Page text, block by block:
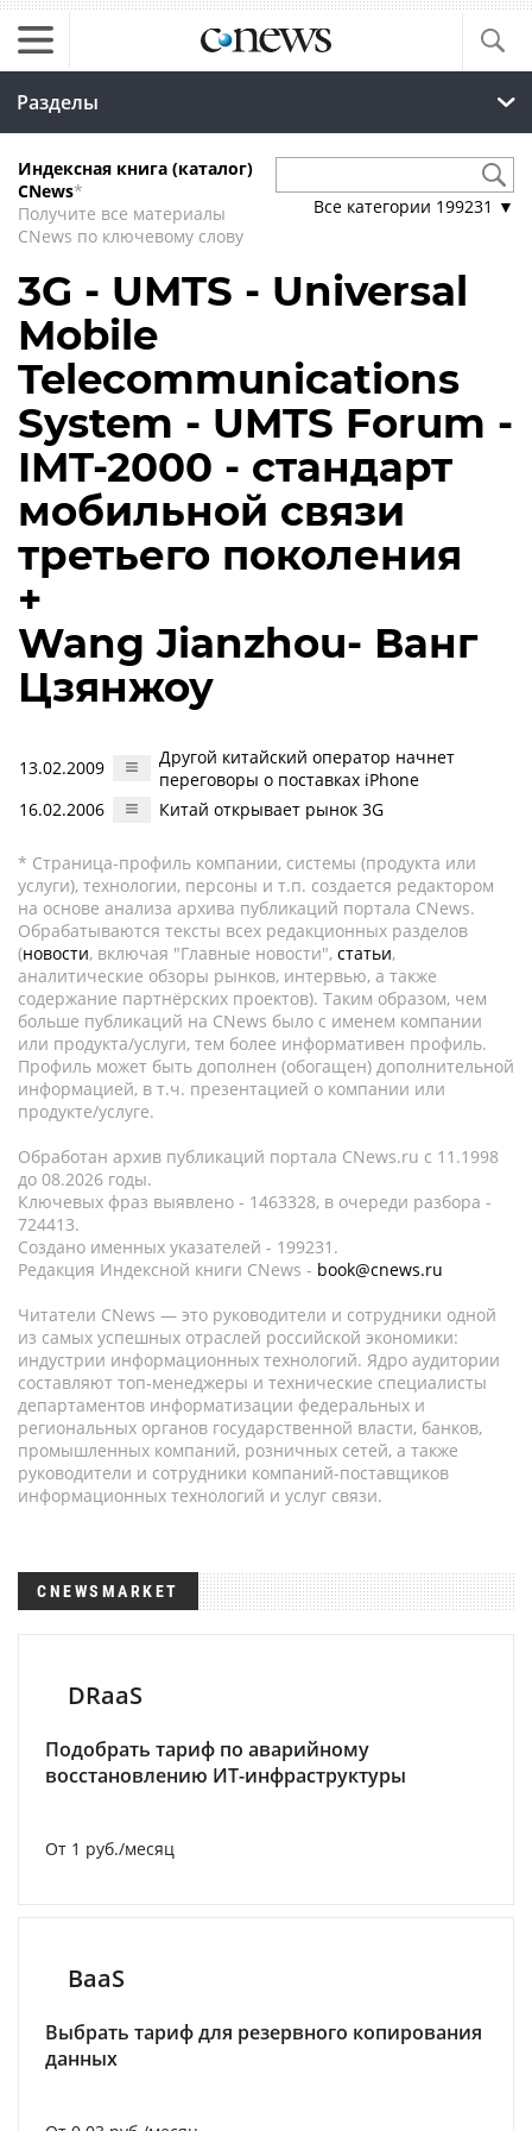
Разделы
Индексная книга (каталог)
CNews*
Получите все материалы
CNews по ключевому слову
Все категории 199231 ▼
3G - UMTS - Universal
Mobile
Telecommunications
System - UMTS Forum -
IMT-2000 - стандарт
мобильной связи
третьего поколения
+
Wang Jianzhou- Ванг
Цзянжоу
13.02.2009
Другой китайский оператор начнет
переговоры о поставках iPhone
16.02.2006
Китай открывает рынок 3G
* Страница-профиль компании, системы (продукта или
услуги), технологии, персоны и т.п. создается редактором
на основе анализа архива публикаций портала CNews.
Обрабатываются тексты всех редакционных разделов
(новости, включая "Главные новости", статьи,
аналитические обзоры рынков, интервью, а также
содержание партнёрских проектов). Таким образом, чем
больше публикаций на CNews было с именем компании
или продукта/услуги, тем более информативен профиль.
Профиль может быть дополнен (обогащен) дополнительной
информацией, в т.ч. презентацией о компании или
продукте/услуге.
Обработан архив публикаций портала CNews.ru c 11.1998
до 08.2026 годы.
Ключевых фраз выявлено - 1463328, в очереди разбора -
724413.
Создано именных указателей - 199231.
Редакция Индексной книги CNews - book@cnews.ru
Читатели CNews — это руководители и сотрудники одной
из самых успешных отраслей российской экономики:
индустрии информационных технологий. Ядро аудитории
составляют топ-менеджеры и технические специалисты
департаментов информатизации федеральных и
региональных органов государственной власти, банков,
промышленных компаний, розничных сетей, а также
руководители и сотрудники компаний-поставщиков
информационных технологий и услуг связи.
CNEWSMARKET
DRaaS
Подобрать тариф по аварийному
восстановлению ИТ-инфраструктуры
От 1 руб./месяц
BaaS
Выбрать тариф для резервного копирования
данных